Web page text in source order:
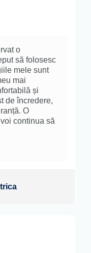
o
să folosesc
mele sunt
mai
și
de încredere,
O
continua să